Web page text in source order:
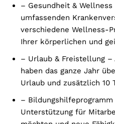
– Gesundheit &
umfassenden
verschiedene Wellness-
Ihrer körperlichen und
– Urlaub & Freistellung
haben das ganze Jahr
Urlaub und zusätzlich 10
–
Unterstützung für